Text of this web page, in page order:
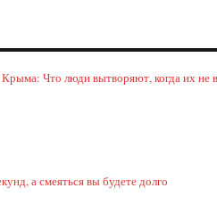
Что люди вытворяют, когда их не
а смеяться вы будете долго